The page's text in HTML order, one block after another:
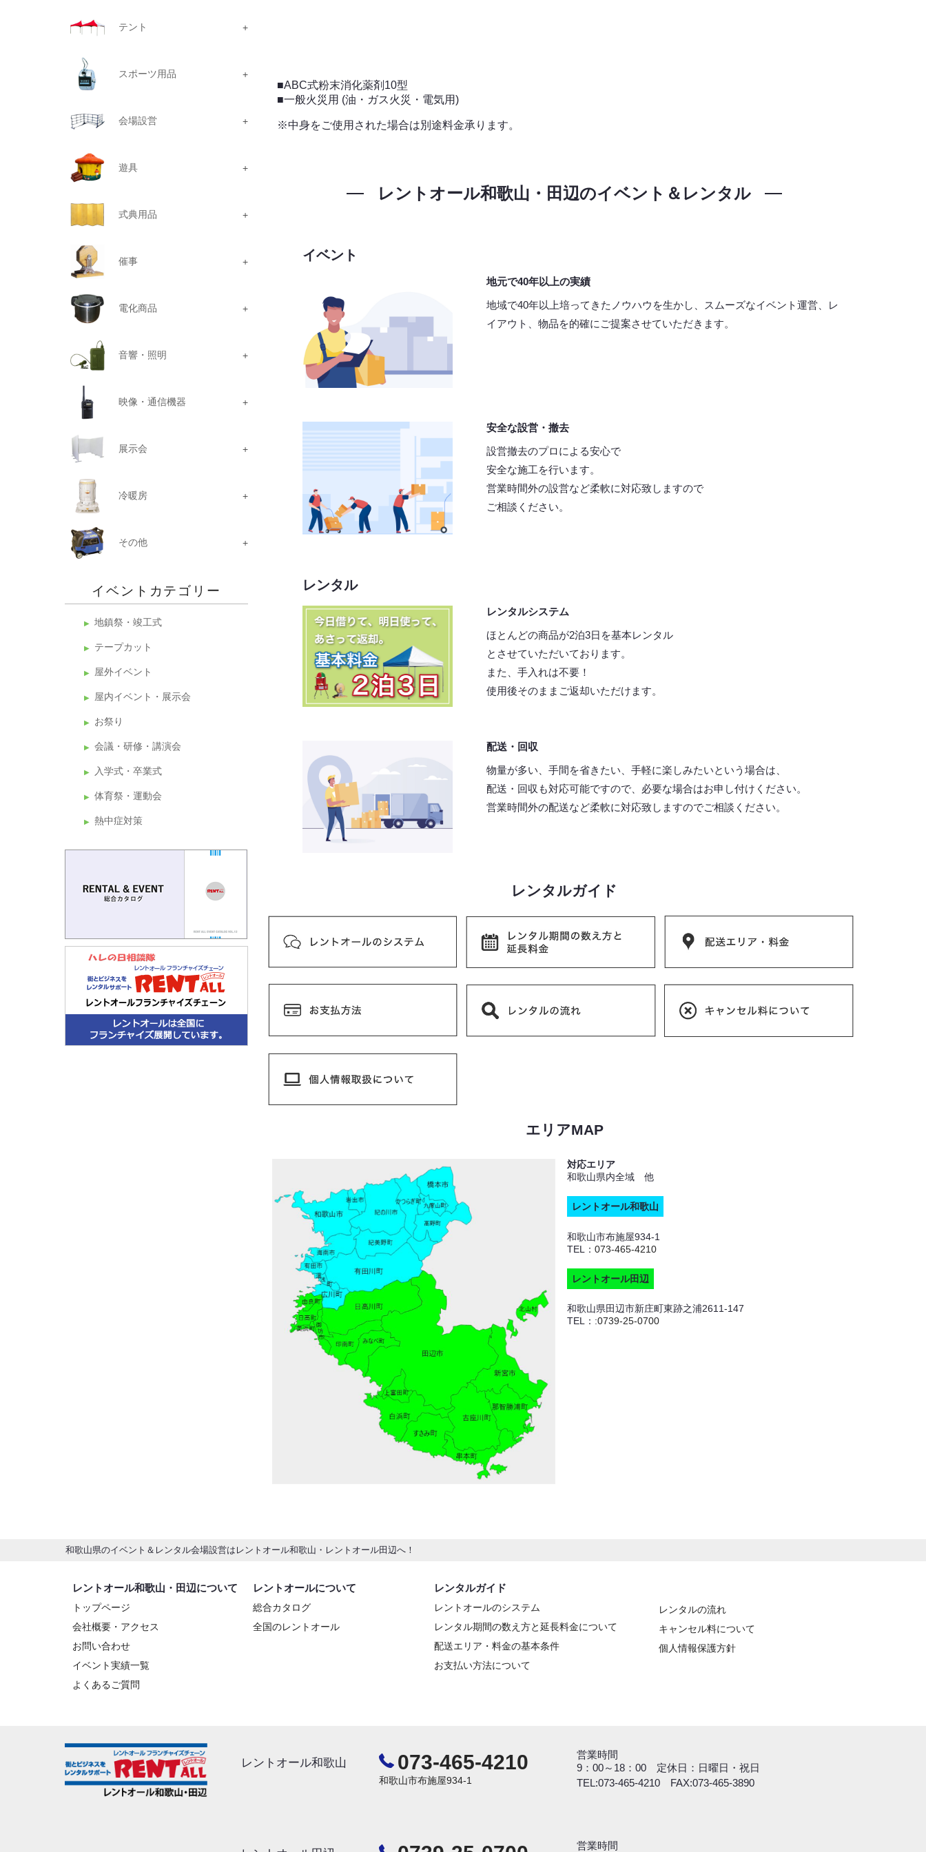
テント
スポーツ用品
会場設営
遊具
式典用品
催事
電化商品
音響・照明
映像・通信機器
展示会
冷暖房
その他
イベントカテゴリー
地鎮祭・竣工式
テープカット
屋外イベント
屋内イベント・展示会
お祭り
会議・研修・講演会
入学式・卒業式
体育祭・運動会
熱中症対策
■ABC式粉末消化薬剤10型
■一般火災用 (油・ガス火災・電気用)
※中身をご使用された場合は別途料金承ります。
レントオール和歌山・田辺のイベント＆レンタル
イベント
地元で40年以上の実績
地域で40年以上培ってきたノウハウを生かし、スムーズなイベント運営、レ
イアウト、物品を的確にご提案させていただきます。
安全な設営・撤去
設営撤去のプロによる安心で
安全な施工を行います。
営業時間外の設営など柔軟に対応致しますので
ご相談ください。
レンタル
レンタルシステム
ほとんどの商品が2泊3日を基本レンタル
とさせていただいております。
また、手入れは不要！
使用後そのままご返却いただけます。
配送・回収
物量が多い、手間を省きたい、手軽に楽しみたいという場合は、
配送・回収も対応可能ですので、必要な場合はお申し付けください。
営業時間外の配送など柔軟に対応致しますのでご相談ください。
レンタルガイド
エリアMAP
対応エリア
和歌山県内全域 他
レントオール和歌山
和歌山市布施屋934-1
TEL： 073-465-4210
レントオール田辺
和歌山県田辺市新庄町東跡之浦2611-147
TEL：:0739-25-0700
和歌山県のイベント＆レンタル会場設営はレントオール和歌山・レントオール田辺へ！
レントオール和歌山・田辺について
トップページ
会社概要・アクセス
お問い合わせ
イベント実績一覧
よくあるご質問
レントオールについて
総合カタログ
全国のレントオール
レンタルガイド
レントオールのシステム
レンタル期間の数え方と延長料金について
配送エリア・料金の基本条件
お支払い方法について
レンタルの流れ
キャンセル料について
個人情報保護方針
レントオール和歌山 073-465-4210
和歌山市布施屋934-1
営業時間
9：00～18：00 定休日：日曜日・祝日
TEL:073-465-4210 FAX:073-465-3890
営業時間